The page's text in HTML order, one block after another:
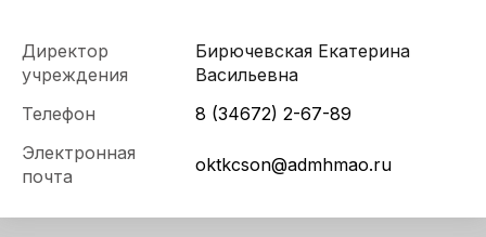
Директор
учреждения
Бирючевская Екатерина
Васильевна
Телефон
8 (34672) 2-67-89
Электронная
почта
oktkcson@admhmao.ru